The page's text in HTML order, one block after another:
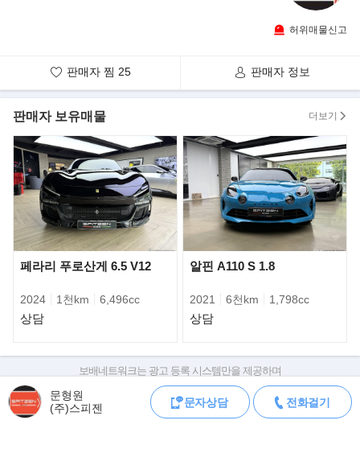
간, 뛰어난 주행 성능으로 '사막의 롤스로이스'
외관은 이음새와 경계를 최소화해 모던함을
차량 패널 사이의 간격인 셔트 라인은 이전 세대와 비교해 절반으로
허위매물신고
판매자 찜 25 판매자 정보
판매자 보유매물 더보기
페라리 푸로산게 6.5 V12
2024 1천km 6,496cc
상담
알핀 A110 S 1.8
2021 6천km 1,798cc
상담
문형원
(주)스피젠
문자상담 전화걸기
보배네트워크는 광고 등록 시스템만을 제공하며
판매자가 직접 등록한 내용에 대한 모든 책임은 판매자에게 있습니다.
차량 구매 시 차량등록증, 성능점검기록부, 실제 차량 상태,
차대번호 조회로 직접 정보를 확인하세요.